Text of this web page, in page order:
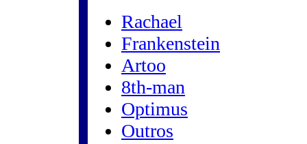
Rachael
Frankenstein
Artoo
8th-man
Optimus
Outros